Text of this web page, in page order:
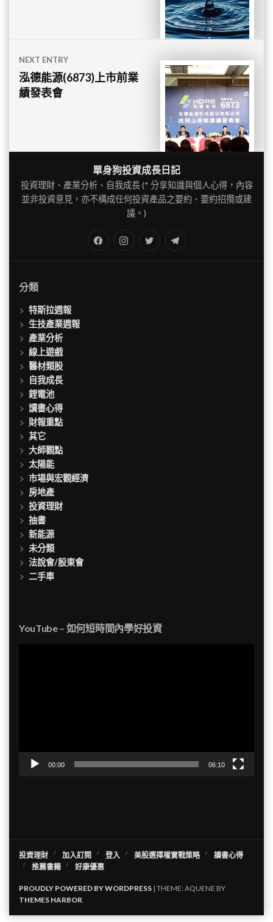
NEXT ENTRY
泓德能源(6873)上市前業
績發表會
單身狗投資成長日記
投資理財、產業分析、自我成長 (* 分享知識與個人心得，內容
並非投資意見，亦不構成任何投資產品之要約、要約招攬或建
議。)
Twitter
分類
特斯拉週報
生技產業週報
產業分析
線上遊戲
醫材類股
自我成長
鋰電池
讀書心得
財報重點
其它
大師觀點
太陽能
市場與宏觀經濟
房地產
投資理財
抽書
新能源
未分類
法說會/股東會
二手車
YouTube – 如何短時間內學好投資
00:00 06:10
投資理財 加入訂閱 登入 美股選擇權實戰策略
讀書心得
推薦書籍
好康優惠
PROUDLY POWERED BY WORDPRESS | THEME: AQUENE BY
THEMES HARBOR.